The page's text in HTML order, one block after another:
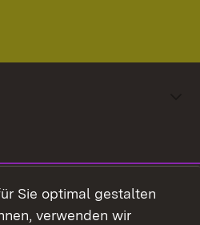
Sie optimal gestalten
verwenden wir